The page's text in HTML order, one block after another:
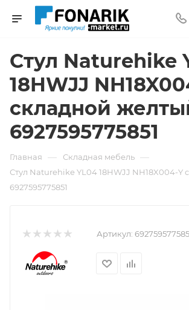
Стул Naturehike
18HWJJ
складной
6927595775851
Главная — Складная мебель —
Стул Naturehike YL04 18HWJJ NH18X004-Y
6927595775851
Артикул: